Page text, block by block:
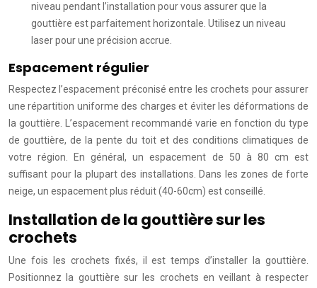
niveau pendant l’installation pour vous assurer que la
gouttière est parfaitement horizontale. Utilisez un niveau
laser pour une précision accrue.
Espacement régulier
Respectez l’espacement préconisé entre les crochets pour assurer
une répartition uniforme des charges et éviter les déformations de
la gouttière. L’espacement recommandé varie en fonction du type
de gouttière, de la pente du toit et des conditions climatiques de
votre région. En général, un espacement de 50 à 80 cm est
suffisant pour la plupart des installations. Dans les zones de forte
neige, un espacement plus réduit (40-60cm) est conseillé.
Installation de la gouttière sur les
crochets
Une fois les crochets fixés, il est temps d’installer la gouttière.
Positionnez la gouttière sur les crochets en veillant à respecter